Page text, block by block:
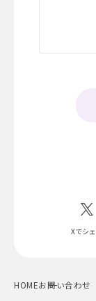
Xでシ
HOMEお問い合わせ